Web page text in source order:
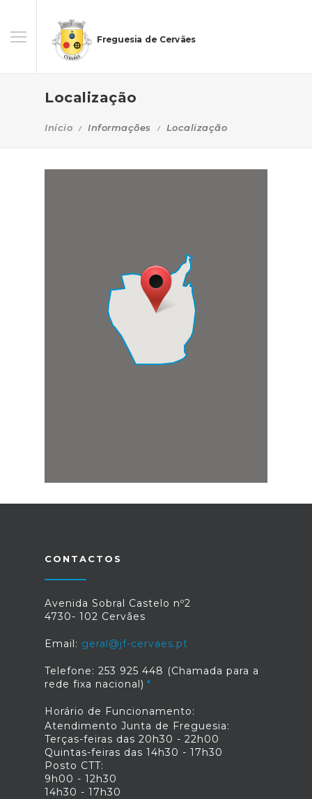
Freguesia de Cervães
Localização
Início Informações Localização
CONTACTOS
Avenida Sobral Castelo nº2
4730- 102 Cervães
Email: geral@jf-cervaes.pt
Telefone: 253 925 448 (Chamada para a
rede fixa nacional)
Horário de Funcionamento:
Atendimento Junta de Freguesia:
Terças-feiras das 20h30 - 22h00
Quintas-feiras das 14h30 - 17h30
Posto CTT:
9h00 - 12h30
14h30 - 17h30